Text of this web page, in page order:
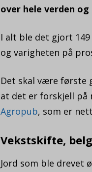
over hele verden
I alt ble det gjort
og varigheten på
Det skal være første
at det er forskjell på
Agropub, som er
Vekstskifte,
Jord som ble drevet